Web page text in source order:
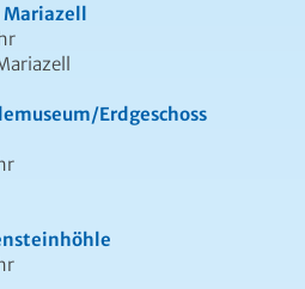
Mariazell
Erdgeschoss